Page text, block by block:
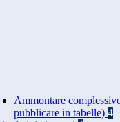
Ammontare
pubblicare in tabelle) 4